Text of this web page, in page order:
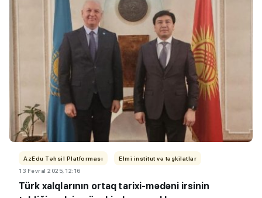
AzEdu Təhsil Platforması
Elmi institut və təşkilatlar
13 Fevral 2025, 12:16
Türk xalqlarının ortaq tarixi-mədəni irsinin